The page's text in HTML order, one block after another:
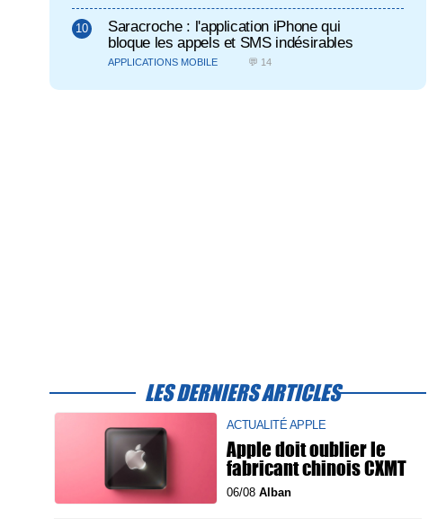
Saracroche : l'application iPhone qui
bloque les appels et SMS indésirables
APPLICATIONS MOBILE 💬 14
LES DERNIERS ARTICLES
ACTUALITÉ APPLE
Apple doit oublier le
fabricant chinois CXMT
06/08 Alban